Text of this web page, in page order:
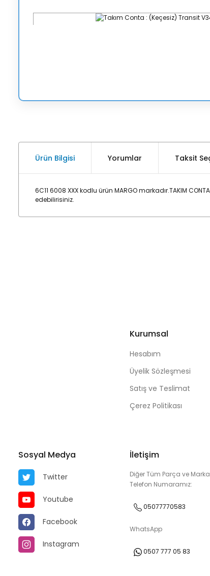
Ürün Bilgisi Yorumlar Taksit
6C11 6008 XXX kodlu ürün MARGO markadır.TAKIM
edebilirisiniz.
Kurumsal
Hesabım
Üyelik Sözleşmesi
Satış ve Teslimat
Çerez Politikası
Sosyal Medya
Twitter
Youtube
Facebook
Instagram
İletişim
Diğer Tüm Parça ve
Telefon Numaramız:
05077770583
WhatsApp
0507 777 05 83